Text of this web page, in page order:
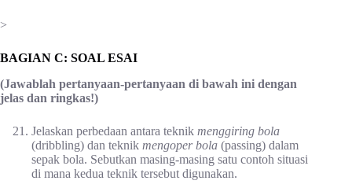
>
BAGIAN C: SOAL ESAI
(Jawablah pertanyaan-pertanyaan di bawah ini dengan
jelas dan ringkas!)
Jelaskan perbedaan antara teknik menggiring bola
(dribbling) dan teknik mengoper bola (passing) dalam
sepak bola. Sebutkan masing-masing satu contoh situasi
di mana kedua teknik tersebut digunakan.